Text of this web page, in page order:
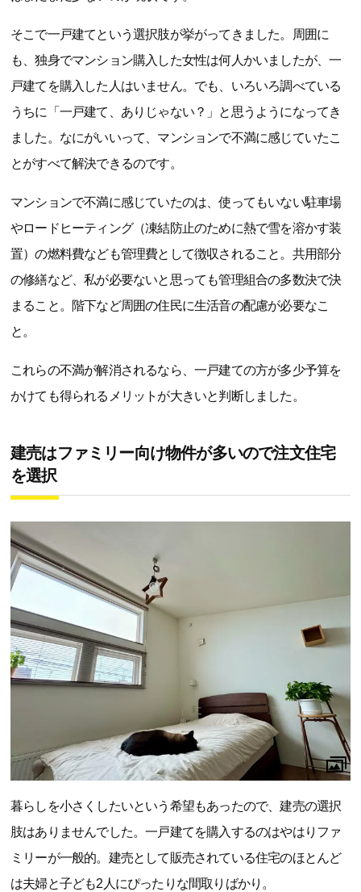
そこで一戸建てという選択肢が挙がってきました。周囲に
も、独身でマンション購入した女性は何人かいましたが、一
戸建てを購入した人はいません。でも、いろいろ調べている
うちに「一戸建て、ありじゃない？」と思うようになってき
ました。なにがいいって、マンションで不満に感じていたこ
とがすべて解決できるのです。
マンションで不満に感じていたのは、使ってもいない駐車場
やロードヒーティング（凍結防止のために熱で雪を溶かす装
置）の燃料費なども管理費として徴収されること。共用部分
の修繕など、私が必要ないと思っても管理組合の多数決で決
まること。階下など周囲の住民に生活音の配慮が必要なこ
と。
これらの不満が解消されるなら、一戸建ての方が多少予算を
かけても得られるメリットが大きいと判断しました。
建売はファミリー向け物件が多いので注文住宅
を選択
暮らしを小さくしたいという希望もあったので、建売の選択
肢はありませんでした。一戸建てを購入するのはやはりファ
ミリーが一般的。建売として販売されている住宅のほとんど
は夫婦と子ども2人にぴったりな間取りばかり。